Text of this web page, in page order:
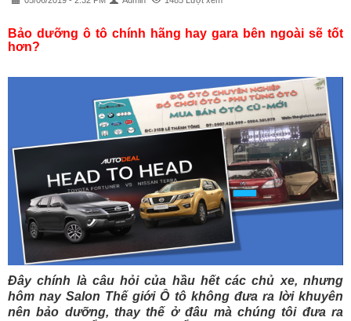
Bảo dưỡng ô tô chính hãng hay gara bên ngoài sẽ tốt
hơn?
Đây chính là câu hỏi của hầu hết các chủ xe, nhưng
hôm nay Salon Thế giới Ô tô không đưa ra lời khuyên
nên bảo dưỡng, thay thế ở đâu mà chúng tôi đưa ra